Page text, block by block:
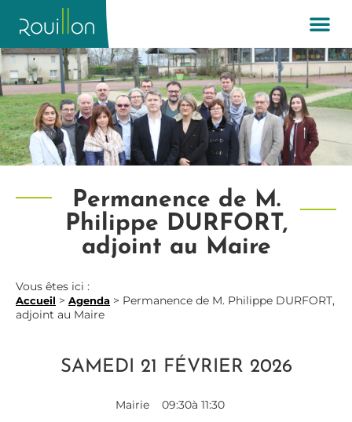
Permanence de M.
Philippe DURFORT,
adjoint au Maire
Vous êtes ici :
Accueil > Agenda > Permanence de M. Philippe DURFORT,
adjoint au Maire
SAMEDI 21 FÉVRIER 2026
Mairie 09:30à 11:30